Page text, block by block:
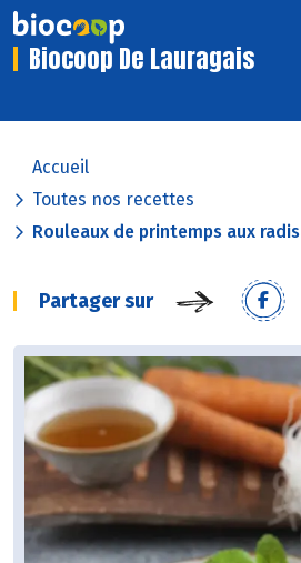
Biocoop De Lauragais
Accueil
Toutes nos recettes
Rouleaux de printemps aux radis
Partager sur